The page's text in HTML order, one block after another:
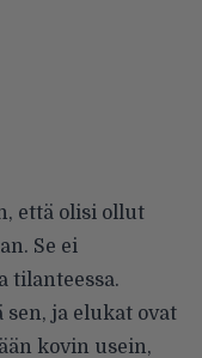
että olisi ollut
Se ei
tilanteessa.
ja elukat ovat
kovin usein,